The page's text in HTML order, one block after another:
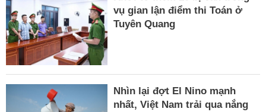
vụ gian lận điểm thi Toán ở
Tuyên Quang
Nhìn lại đợt El Nino mạnh
nhất, Việt Nam trải qua nắng